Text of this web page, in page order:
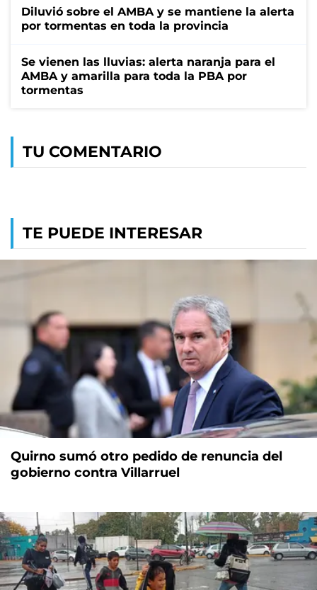
Diluvió sobre el AMBA y se mantiene la alerta
por tormentas en toda la provincia
Se vienen las lluvias: alerta naranja para el
AMBA y amarilla para toda la PBA por
tormentas
TU COMENTARIO
TE PUEDE INTERESAR
Quirno sumó otro pedido de renuncia del
gobierno contra Villarruel